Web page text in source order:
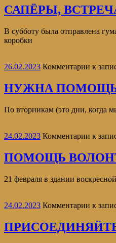
САПЁРЫ,
В субботу была отправлена
коробки
26.02.2023 Комментарии к
НУЖНА ПОМОЩЬ
По вторникам (это дни, когда
24.02.2023 Комментарии к
ПОМОЩЬ
21 февраля в здании
24.02.2023 Комментарии к